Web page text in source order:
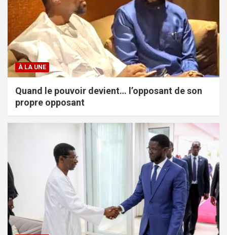
À LA UNE
Quand le pouvoir devient… l’opposant de son
propre opposant